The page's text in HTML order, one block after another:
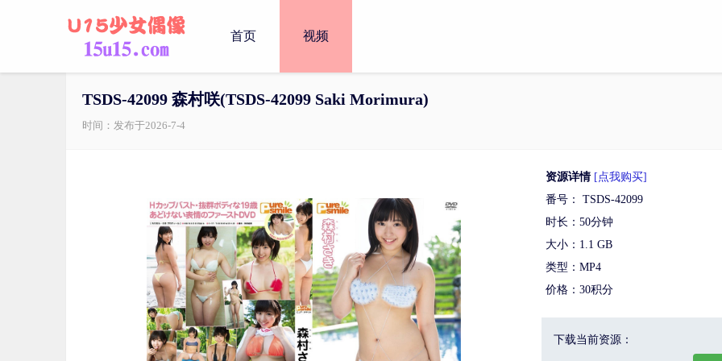
首页 视频
TSDS-42099 森村咲(TSDS-42099 Saki Morimura)
时间：发布于2026-7-4
资源详情 [点我购买]
番号： TSDS-42099
时长：50分钟
大小：1.1 GB
类型：MP4
价格：30积分
下载当前资源：